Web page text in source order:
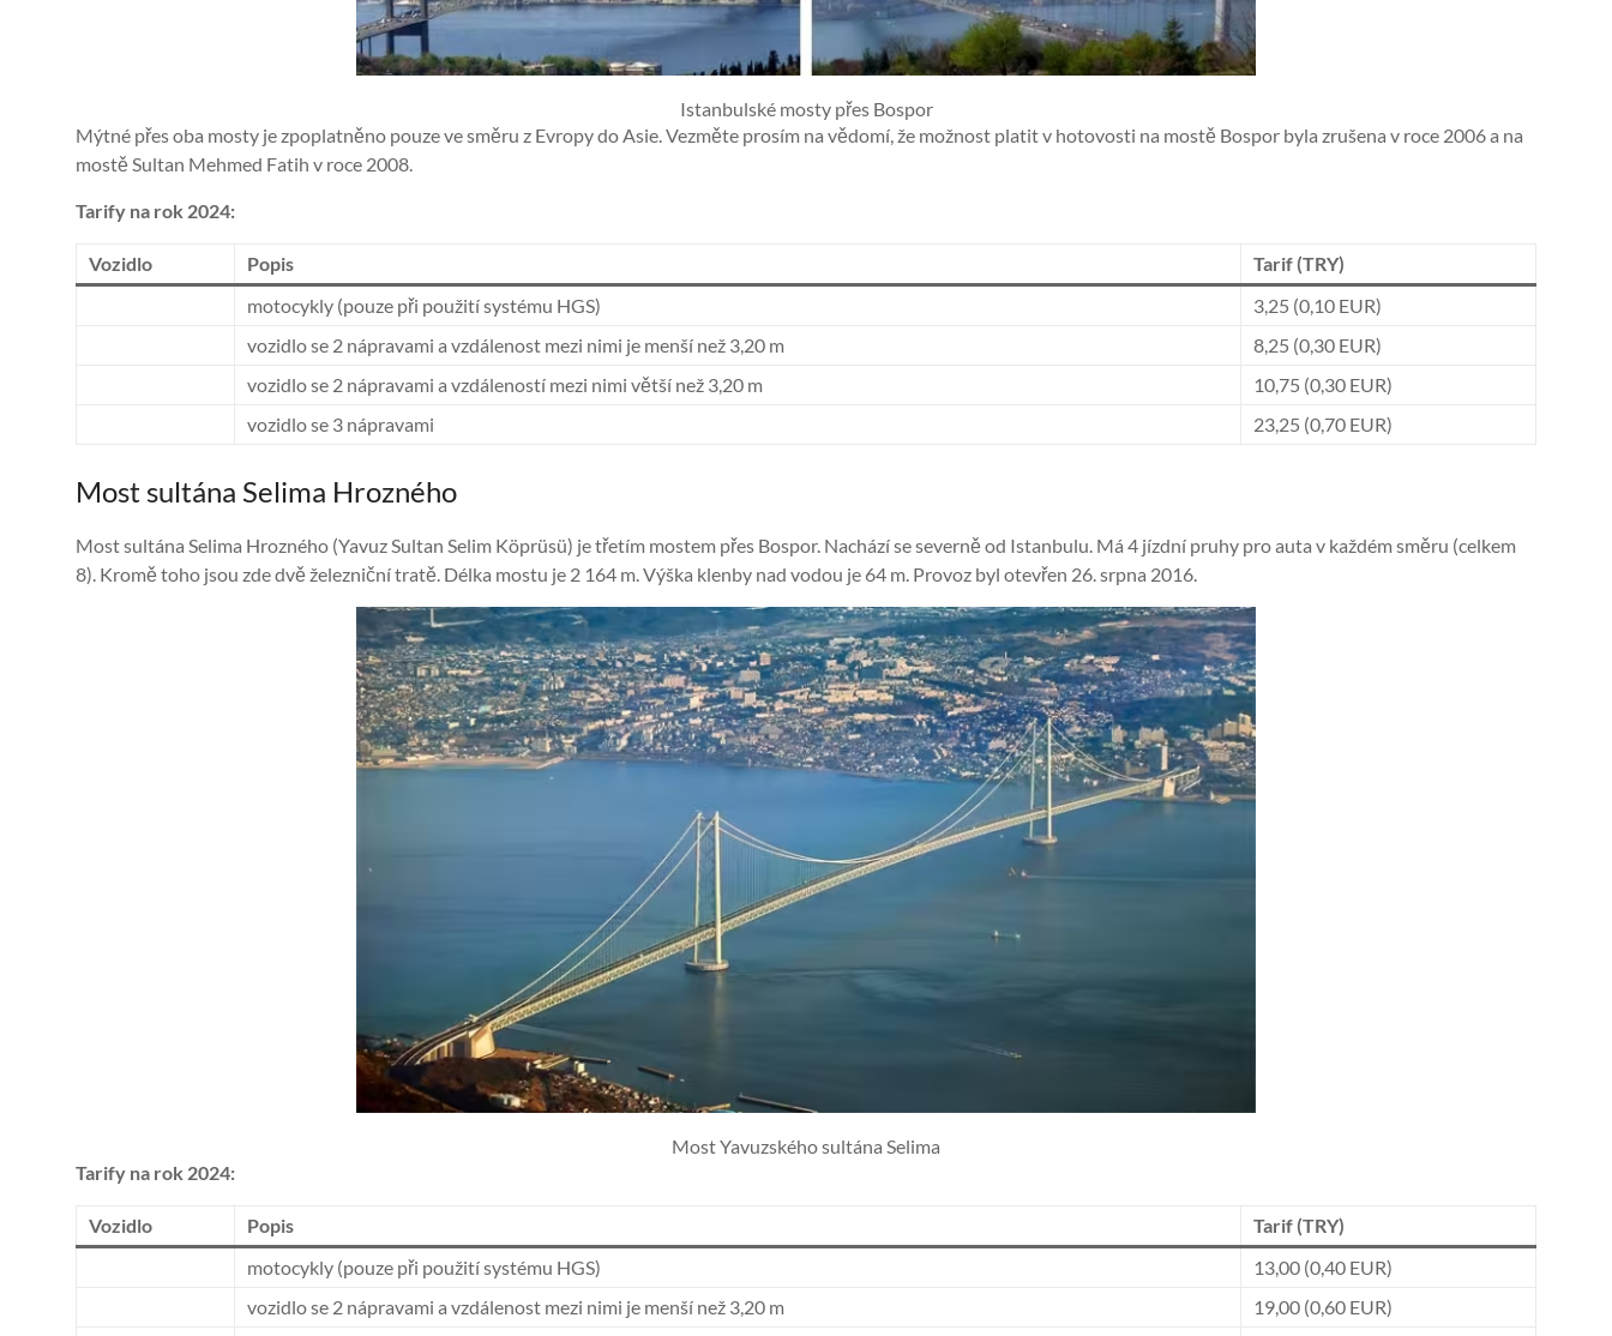
Istanbulské mosty přes Bospor
Mýtné přes oba mosty je zpoplatněno pouze ve směru z Evropy do Asie. Vezměte prosím na vědomí, že možnost platit v hotovosti na mostě Bospor byla zrušena v roce 2006 a na
mostě Sultan Mehmed Fatih v roce 2008.
Tarify na rok 2024:
Vozidlo Popis
Tarif (TRY)
motocykly (pouze při použití systému HGS)
3,25 (0,10 EUR)
vozidlo se 2 nápravami a vzdálenost mezi nimi je menší než 3,20 m
8,25 (0,30 EUR)
vozidlo se 2 nápravami a vzdáleností mezi nimi větší než 3,20 m
10,75 (0,30 EUR)
vozidlo se 3 nápravami
23,25 (0,70 EUR)
Most sultána Selima Hrozného
Most sultána Selima Hrozného (Yavuz Sultan Selim Köprüsü) je třetím mostem přes Bospor. Nachází se severně od Istanbulu. Má 4 jízdní pruhy pro auta v každém směru (celkem
8). Kromě toho jsou zde dvě železniční tratě. Délka mostu je 2 164 m. Výška klenby nad vodou je 64 m. Provoz byl otevřen 26. srpna 2016.
Most Yavuzského sultána Selima
Tarify na rok 2024:
Vozidlo Popis
Tarif (TRY)
motocykly (pouze při použití systému HGS)
13,00 (0,40 EUR)
vozidlo se 2 nápravami a vzdálenost mezi nimi je menší než 3,20 m
19,00 (0,60 EUR)